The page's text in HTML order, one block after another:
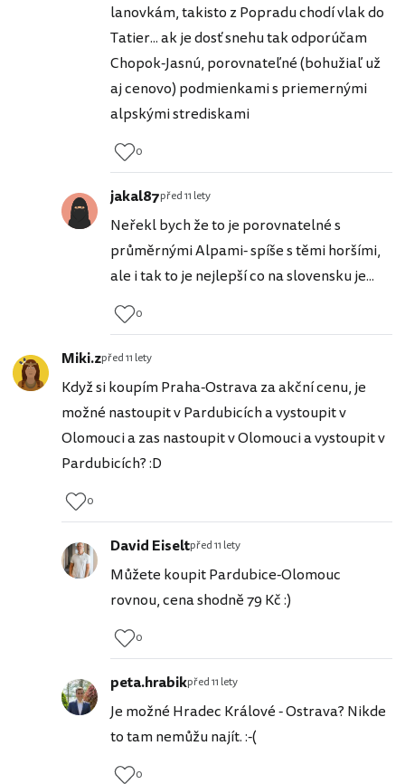
lanovkám, takisto z Popradu chodí vlak do
Tatier... ak je dosť snehu tak odporúčam
Chopok-Jasnú, porovnateľné (bohužiaľ už
aj cenovo) podmienkami s priemernými
alpskými strediskami
0
jakal87před 11 lety
Neřekl bych že to je porovnatelné s
průměrnými Alpami- spíše s těmi horšími,
ale i tak to je nejlepší co na slovensku je...
0
Miki.zpřed 11 lety
Když si koupím Praha-Ostrava za akční cenu, je
možné nastoupit v Pardubicích a vystoupit v
Olomouci a zas nastoupit v Olomouci a vystoupit v
Pardubicích? :D
0
David Eiseltpřed 11 lety
Můžete koupit Pardubice-Olomouc
rovnou, cena shodně 79 Kč :)
0
peta.hrabikpřed 11 lety
Je možné Hradec Králové - Ostrava? Nikde
to tam nemůžu najít. :-(
0